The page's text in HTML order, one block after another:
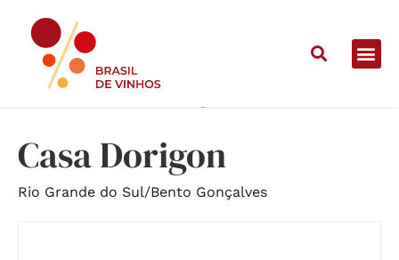
Casa Dorigon
Rio Grande do Sul/Bento Gonçalves